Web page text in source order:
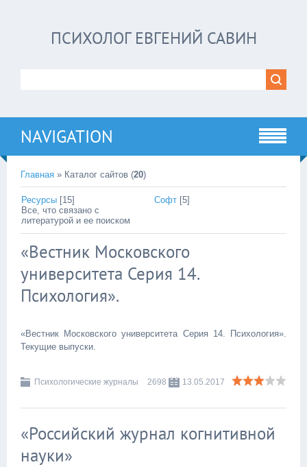
ПСИХОЛОГ ЕВГЕНИЙ САВИН
NAVIGATION
Главная » Каталог сайтов (20)
Ресурсы [15]
Все, что связано с
литературой и ее поиском
Софт [5]
«Вестник Московского
университета Серия 14.
Психология».
«Вестник Московского университета Серия 14. Психология».
Текущие выпуски.
Психологические журналы 2698 13.05.2017
«Российский журнал когнитивной
науки»